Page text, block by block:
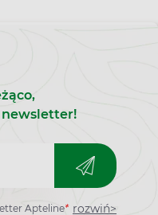
newsletter!
Apteline* rozwiń>